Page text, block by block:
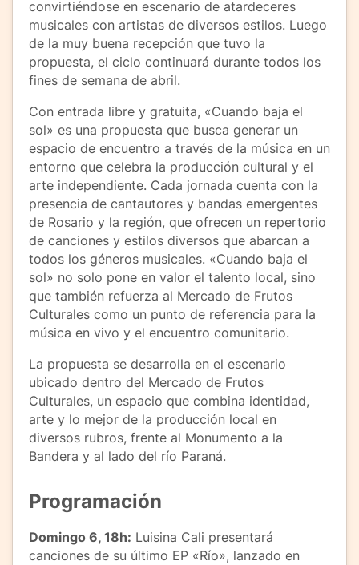
convirtiéndose en escenario de atardeceres
musicales con artistas de diversos estilos. Luego
de la muy buena recepción que tuvo la
propuesta, el ciclo continuará durante todos los
fines de semana de abril.
Con entrada libre y gratuita, «Cuando baja el
sol» es una propuesta que busca generar un
espacio de encuentro a través de la música en un
entorno que celebra la producción cultural y el
arte independiente. Cada jornada cuenta con la
presencia de cantautores y bandas emergentes
de Rosario y la región, que ofrecen un repertorio
de canciones y estilos diversos que abarcan a
todos los géneros musicales. «Cuando baja el
sol» no solo pone en valor el talento local, sino
que también refuerza al Mercado de Frutos
Culturales como un punto de referencia para la
música en vivo y el encuentro comunitario.
La propuesta se desarrolla en el escenario
ubicado dentro del Mercado de Frutos
Culturales, un espacio que combina identidad,
arte y lo mejor de la producción local en
diversos rubros, frente al Monumento a la
Bandera y al lado del río Paraná.
Programación
Domingo 6, 18h: Luisina Cali presentará
canciones de su último EP «Río», lanzado en